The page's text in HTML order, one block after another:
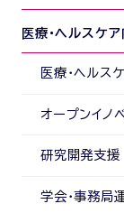
医療・ヘルスケ
医療・ヘルス
オープンイノ
研究開発支援
学会・事務局